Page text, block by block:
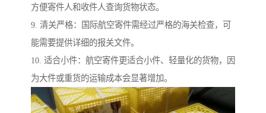
方便寄件人和收件人查询货物状态。
9. 清关严格：国际航空寄件需经过严格的海关检查，可
能需要提供详细的报关文件。
10. 适合小件：航空寄件更适合小件、轻量化的货物，因
为大件或重货的运输成本会显著增加。